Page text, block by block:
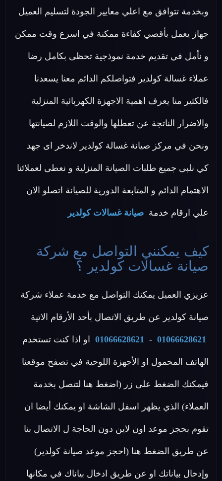
وبخدمة تتوافق مع اعلي معايير الجودة لتسليم العميل
جهاز يعمل بأقصي كفاءة ممكنة في اسرع وقت ممكن
و نأمل في تقديم خدمة نموذجية تحظى بكامل رضا
عملاء غسالة كولدير فتواصلكم الدائم معنا يسعدنا
فالكثير منا يعرف اهمية الاجهزة الكهربائية المنزلية
والاضرار الناتجة عن تعطلها والوقت اللازم لصيانتها
ونحن في مركز صيانة غسالة كولدير لاندخر اى جهد
كي نلبى جميع طلبات الصيانة المنزلية و نعطى لعملائنا
الاهتمام الدائم و المتابعة الدورية للصيانة اتصلو الان
علي ارقام خدمة صيانة غسالات كولدير
كيف يمكنني التواصل مع شركة
صيانة غسالات كولدير ؟
عزيزي العميل يمكنك التواصل مع خدمة عملاء شركة
صيانة كولدير عن طريق الاتصال بأحد الأرقام الاتية
01066628621
-
01066628621 او اذا كنت تستخدم
الهاتف المحمول او الأجهزة اللوحية في تصفح موقعنا
فيمكنك الضغط على زر (اضغط هنا لتتصل بخدمة
العملاء) الذي يظهر اسفل الشاشة او يمكنك أيضا ان
تقوم بحجز موعد اون لاين دون الحاجة ل الاتصال بنا
عن طريق الضغط هنا (احجز موعد صيانة كولدير)
وإدخال بياناتك او عن طريق ادخال بياناك في مكانها